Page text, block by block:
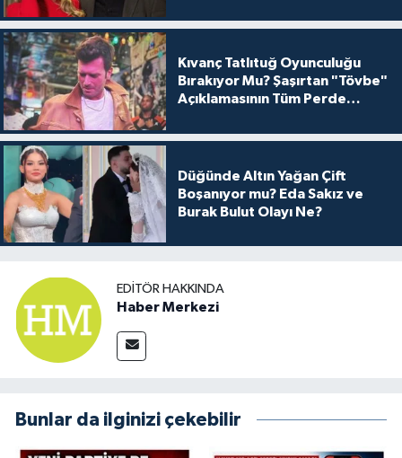
Kıvanç Tatlıtuğ Oyunculuğu
Bırakıyor Mu? Şaşırtan "Tövbe"
Açıklamasının Tüm Perde
Düğünde Altın Yağan Çift
Boşanıyor mu? Eda Sakız ve
Burak Bulut Olayı Ne?
EDITÖR HAKKINDA
Haber Merkezi
Bunlar da ilginizi çekebilir